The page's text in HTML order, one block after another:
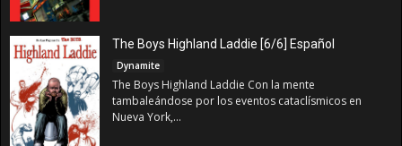
The Boys Highland Laddie [6/6] Español
Dynamite
The Boys Highland Laddie Con la mente
tambaleándose por los eventos cataclísmicos en
Nueva York,...